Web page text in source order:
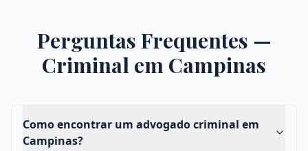
Perguntas Frequentes —
Criminal em Campinas
Como encontrar um advogado criminal em
Campinas?